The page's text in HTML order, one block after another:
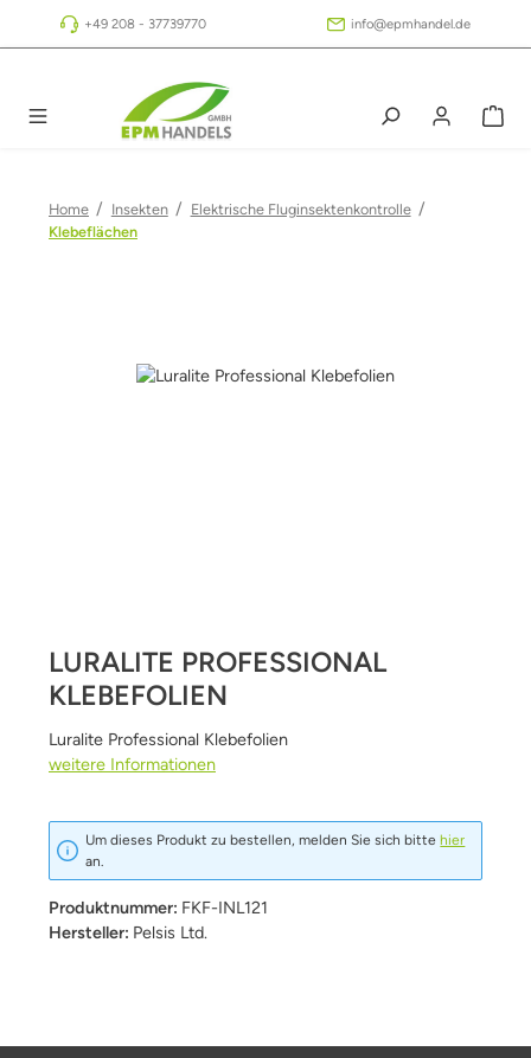
Zum Hauptinhalt springen
+49 208 - 37739770 info@epmhandel.de
Home / Insekten / Elektrische Fluginsektenkontrolle /
Klebeflächen
Bildergalerie überspringen
LURALITE PROFESSIONAL
KLEBEFOLIEN
Luralite Professional Klebefolien
weitere Informationen
Um dieses Produkt zu bestellen, melden Sie sich bitte hier
an.
Produktnummer: FKF-INL121
Hersteller: Pelsis Ltd.